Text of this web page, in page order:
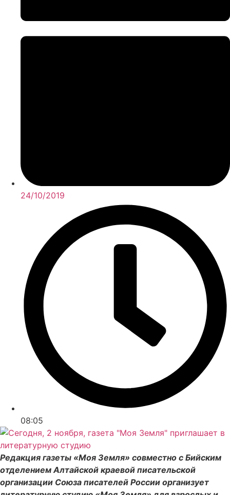
24/10/2019
08:05
Редакция газеты «Моя Земля» совместно с Бийским
отделением Алтайской краевой писательской
организации Союза писателей России организует